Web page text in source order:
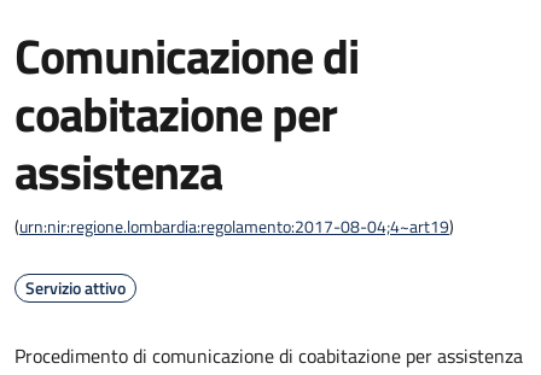
Comunicazione di
coabitazione per
assistenza
(urn:nir:regione.lombardia:regolamento:2017-08-04;4~art19)
Servizio attivo
Procedimento di comunicazione di coabitazione per assistenza